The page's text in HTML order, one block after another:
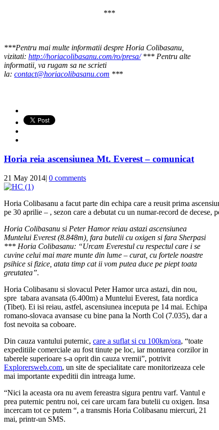
***
***Pentru mai multe informatii despre Horia Colibasanu,
vizitati: http://horiacolibasanu.com/ro/presa/*** Pentru alte
informatii, va rugam sa ne scrieti
la: contact@horiacolibasanu.com ***
Horia reia ascensiunea Mt. Everest – comunicat
21 May 2014| 0 comments
Horia Colibasanu a facut parte din echipa care a reusit prima
pe 30 aprilie – , sezon care a debutat cu un numar-record de decese,
Horia Colibasanu si Peter Hamor reiau astazi ascensiunea
Muntelui Everest (8.848m), fara butelii cu oxigen si fara Sherpasi
*** Horia Colibasanu: “Urcam Everestul cu respectul care i se
cuvine celui mai mare munte din lume – curat, cu fortele noastre
psihice si fizice, atata timp cat ii vom putea duce pe piept toata
greutatea”.
Horia Colibasanu si slovacul Peter Hamor urca astazi, din nou,
spre tabara avansata (6.400m) a Muntelui Everest, fata nordica
(Tibet). Ei isi reiau, astfel, ascensiunea inceputa pe 14 mai. Echipa
romano-slovaca avansase cu bine pana la North Col (7.035), dar a
fost nevoita sa coboare.
Din cauza vantului puternic, care a suflat si cu 100km/ora, “toate
expeditiile comerciale au fost tinute pe loc, iar montarea corzilor in
taberele superioare s-a oprit din cauza vremii”, potrivit
Explorersweb.com, un site de specialitate care monitorizeaza cele
mai importante expeditii din intreaga lume.
“Nici la aceasta ora nu avem fereastra sigura pentru varf. Vantul e
prea puternic pentru noi, cei care urcam fara butelii cu oxigen. Insa
incercam tot ce putem “, a transmis Horia Colibasanu miercuri, 21
mai, printr-un SMS.